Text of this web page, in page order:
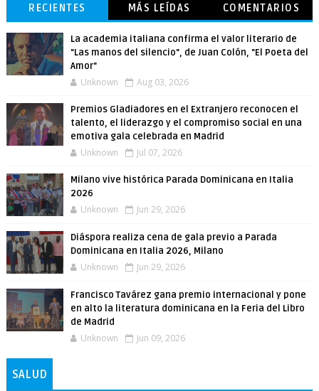
RECIENTES MÁS LEÍDAS COMENTARIOS
La academia italiana confirma el valor literario de
"Las manos del silencio", de Juan Colón, "El Poeta del
Amor"
Unknown Aug 03, 2026
Premios Gladiadores en el Extranjero reconocen el
talento, el liderazgo y el compromiso social en una
emotiva gala celebrada en Madrid
Unknown Jul 07, 2026
Milano vive histórica Parada Dominicana en Italia
2026
Unknown Jun 29, 2026
Diáspora realiza cena de gala previo a Parada
Dominicana en Italia 2026, Milano
Unknown Jun 29, 2026
Francisco Tavárez gana premio internacional y pone
en alto la literatura dominicana en la Feria del Libro
de Madrid
Unknown Jun 09, 2026
SALUD